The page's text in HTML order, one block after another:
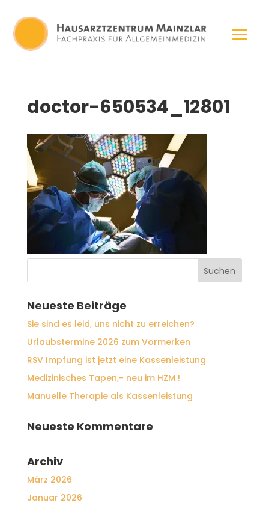
doctor-650534_12801
Neueste Beiträge
Sie sind es leid, uns nicht zu erreichen?
Urlaubstermine 2026 zum Vormerken
RSV Impfung ist jetzt eine Kassenleistung
Medizinisches Tapen,- neu im HZM !
Manuelle Therapie als Kassenleistung
Neueste Kommentare
Archiv
März 2026
Januar 2026